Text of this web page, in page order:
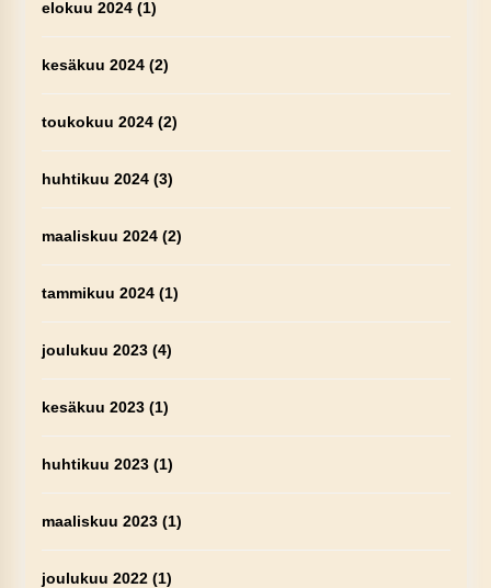
elokuu 2024(1)
kesäkuu 2024(2)
toukokuu 2024(2)
huhtikuu 2024(3)
maaliskuu 2024(2)
tammikuu 2024(1)
joulukuu 2023(4)
kesäkuu 2023(1)
huhtikuu 2023(1)
maaliskuu 2023(1)
joulukuu 2022(1)